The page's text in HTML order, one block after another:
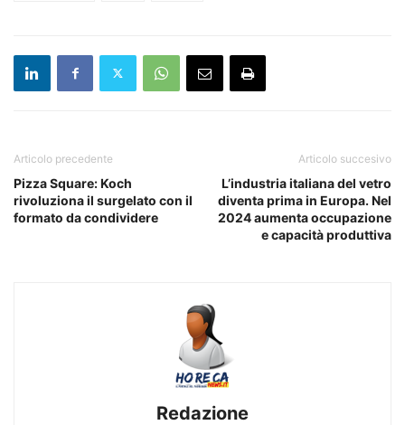
Articolo precedente
Pizza Square: Koch
rivoluziona il surgelato con il
formato da condividere
Articolo succesivo
L’industria italiana del vetro
diventa prima in Europa. Nel
2024 aumenta occupazione
e capacità produttiva
Redazione